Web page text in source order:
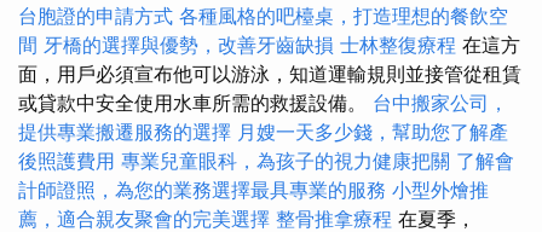
台胞證的申請方式 各種風格的吧檯桌，打造理想的餐飲空
間 牙橋的選擇與優勢，改善牙齒缺損 士林整復療程 在這方
面，用戶必須宣布他可以游泳，知道運輸規則並接管從租賃
或貸款中安全使用水車所需的救援設備。 台中搬家公司，
提供專業搬遷服務的選擇 月嫂一天多少錢，幫助您了解產
後照護費用 專業兒童眼科，為孩子的視力健康把關 了解會
計師證照，為您的業務選擇最具專業的服務 小型外燴推
薦，適合親友聚會的完美選擇 整骨推拿療程 在夏季，